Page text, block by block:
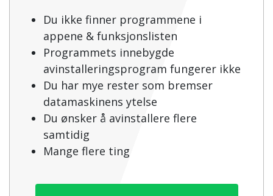
Du ikke finner programmene i
appene & funksjonslisten
Programmets innebygde
avinstalleringsprogram fungerer ikke
Du har mye rester som bremser
datamaskinens ytelse
Du ønsker å avinstallere flere
samtidig
Mange flere ting